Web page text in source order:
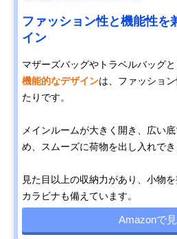
ファッション性と機能性を
イン
マザーズバッグやトラベルバッグ
機能的なデザインは、ファッショ
たりです。
メインルームが大きく開き、広い
め、スムーズに荷物を出し入れでき
見た目以上の収納力があり、小物
カラビナも備えています。
Amazonで